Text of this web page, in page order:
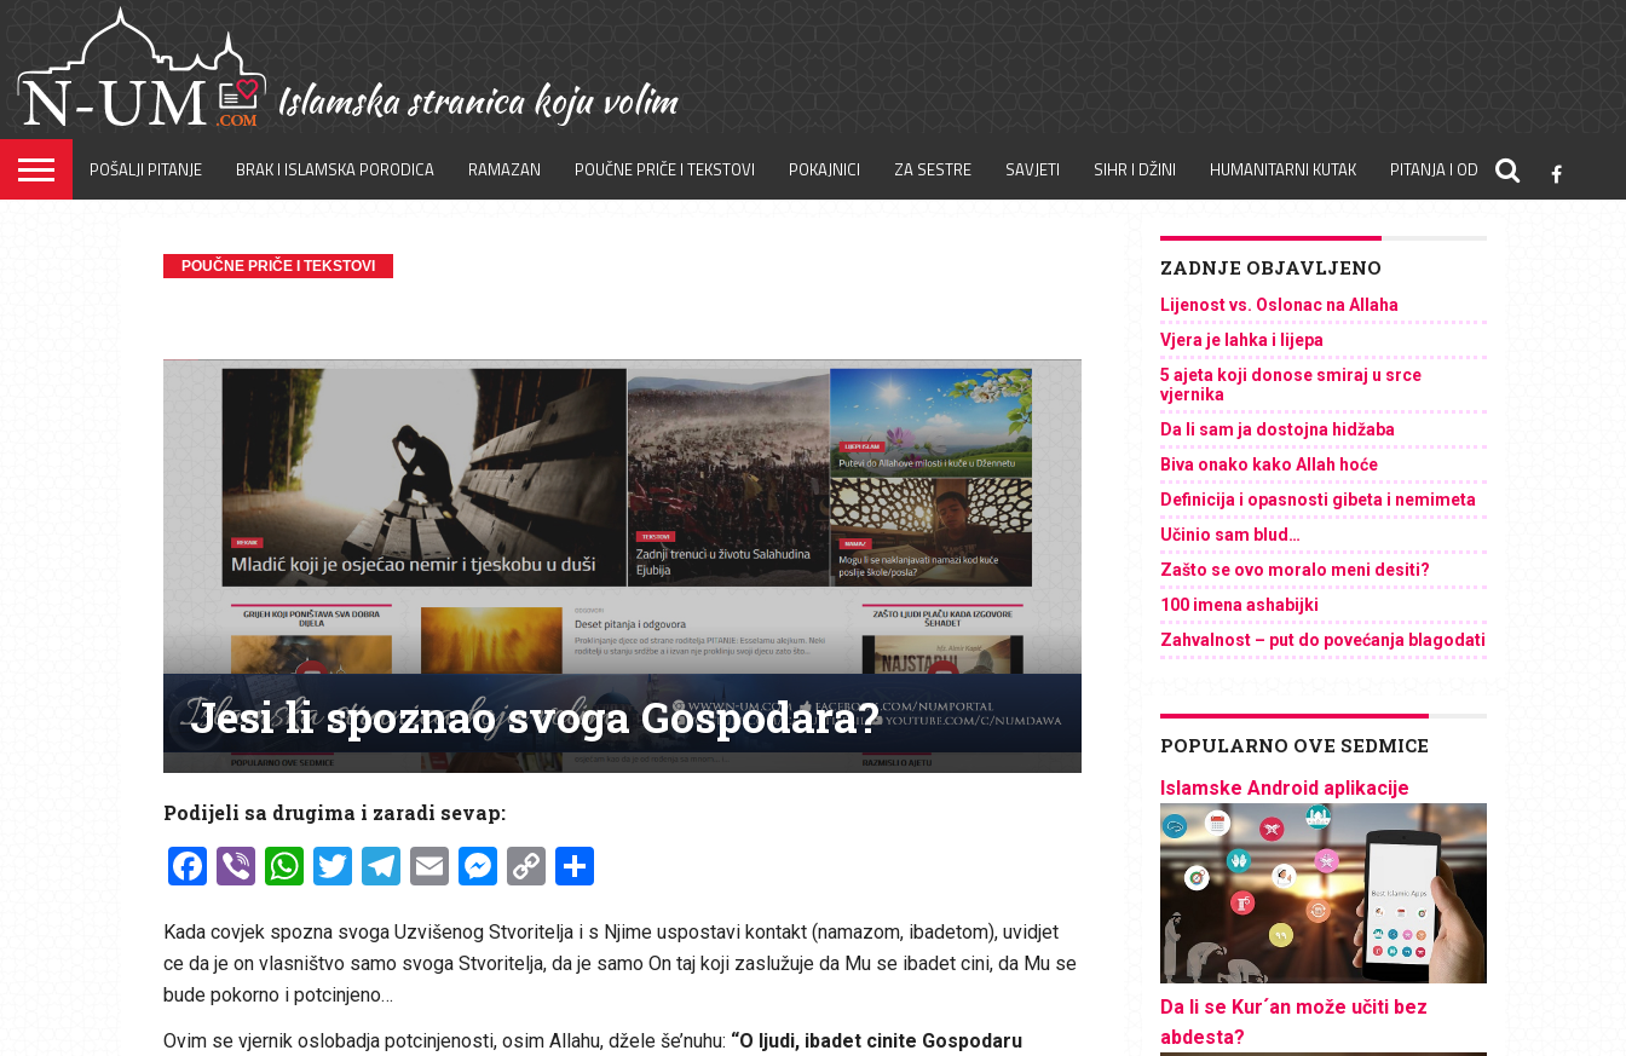
POŠALJI PITANJE BRAK I ISLAMSKA PORODICA RAMAZAN POUČNE PRIČE I TEKSTOVI POKAJNICI ZA SESTRE SAVJETI SIHR I DŽINI HUMANITARNI KUTAK PITANJA I ODGOVORI
POUČNE PRIČE I TEKSTOVI
Jesi li spoznao svoga Gospodara?
Podijeli sa drugima i zaradi sevap:
Facebook
ViberWhatsApp
Twitter
Telegram
EmailMessenger
CopyShare
Kada covjek spozna svoga Uzvišenog Stvoritelja i s Njime uspostavi kontakt (namazom, ibadetom), uvidjet
ce da je on vlasništvo samo svoga Stvoritelja, da je samo On taj koji zaslužuje da Mu se ibadet cini, da Mu se
bude pokorno i potcinjeno…
Ovim se vjernik oslobadja potcinjenosti, osim Allahu, džele še’nuhu: “O ljudi, ibadet cinite Gospodaru
ZADNJE OBJAVLJENO
Lijenost vs. Oslonac na Allaha
Vjera je lahka i lijepa
5 ajeta koji donose smiraj u srce
vjernika
Da li sam ja dostojna hidžaba
Biva onako kako Allah hoće
Definicija i opasnosti gibeta i nemimeta
Učinio sam blud…
Zašto se ovo moralo meni desiti?
100 imena ashabijki
Zahvalnost – put do povećanja blagodati
POPULARNO OVE SEDMICE
Islamske Android aplikacije
Da li se Kur´an može učiti bez
abdesta?